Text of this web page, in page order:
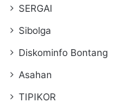
SERGAI
Sibolga
Diskominfo Bontang
Asahan
TIPIKOR